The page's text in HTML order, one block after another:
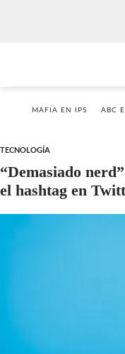
MAFIA EN IPS ABC
TECNOLOGÍA
“Demasiado
el hashtag en